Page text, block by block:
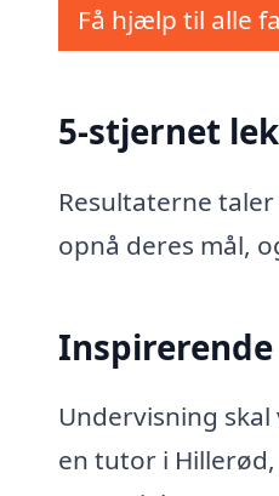
Få hjælp til alle
5-stjernet
Resultaterne
opnå deres mål,
Undervisning
en tutor i